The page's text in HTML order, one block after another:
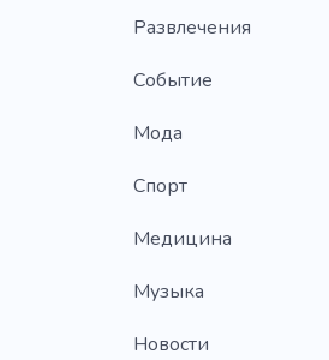
Развлечения
Событие
Мода
Cпорт
Медицина
Музыка
Новости